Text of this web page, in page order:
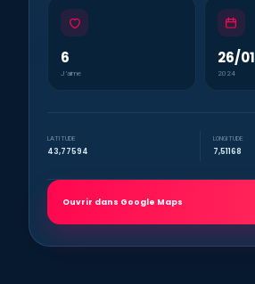
6
J’aime
26/01
2024
LATITUDE
43,77594
LONGITUDE
7,51168
Ouvrir dans Google Maps